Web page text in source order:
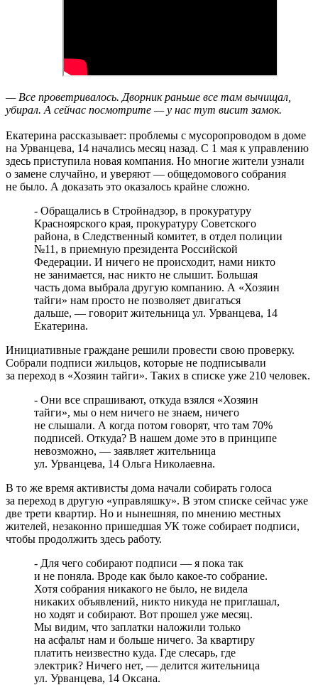
— Все проветривалось. Дворник раньше все там вычищал,
убирал. А сейчас посмотрите — у нас тут висит замок.
Екатерина рассказывает: проблемы с мусоропроводом в доме
на Урванцева, 14 начались месяц назад. С 1 мая к управлению
здесь приступила новая компания. Но многие жители узнали
о замене случайно, и уверяют — общедомового собрания
не было. А доказать это оказалось крайне сложно.
- Обращались в Стройнадзор, в прокуратуру
Красноярского края, прокуратуру Советского
района, в Следственный комитет, в отдел полиции
№11, в приемную президента Российской
Федерации. И ничего не происходит, нами никто
не занимается, нас никто не слышит. Большая
часть дома выбрала другую компанию. А «Хозяин
тайги» нам просто не позволяет двигаться
дальше, — говорит жительница ул. Урванцева, 14
Екатерина.
Инициативные граждане решили провести свою проверку.
Собрали подписи жильцов, которые не подписывали
за переход в «Хозяин тайги». Таких в списке уже 210 человек.
- Они все спрашивают, откуда взялся «Хозяин
тайги», мы о нем ничего не знаем, ничего
не слышали. А когда потом говорят, что там 70%
подписей. Откуда? В нашем доме это в принципе
невозможно, — заявляет жительница
ул. Урванцева, 14 Ольга Николаевна.
В то же время активисты дома начали собирать голоса
за переход в другую «управляшку». В этом списке сейчас уже
две трети квартир. Но и нынешняя, по мнению местных
жителей, незаконно пришедшая УК тоже собирает подписи,
чтобы продолжить здесь работу.
- Для чего собирают подписи — я пока так
и не поняла. Вроде как было какое-то собрание.
Хотя собрания никакого не было, не видела
никаких объявлений, никто никуда не приглашал,
но ходят и собирают. Вот прошел уже месяц.
Мы видим, что заплатки наложили только
на асфальт нам и больше ничего. За квартиру
платить неизвестно куда. Где слесарь, где
электрик? Ничего нет, — делится жительница
ул. Урванцева, 14 Оксана.